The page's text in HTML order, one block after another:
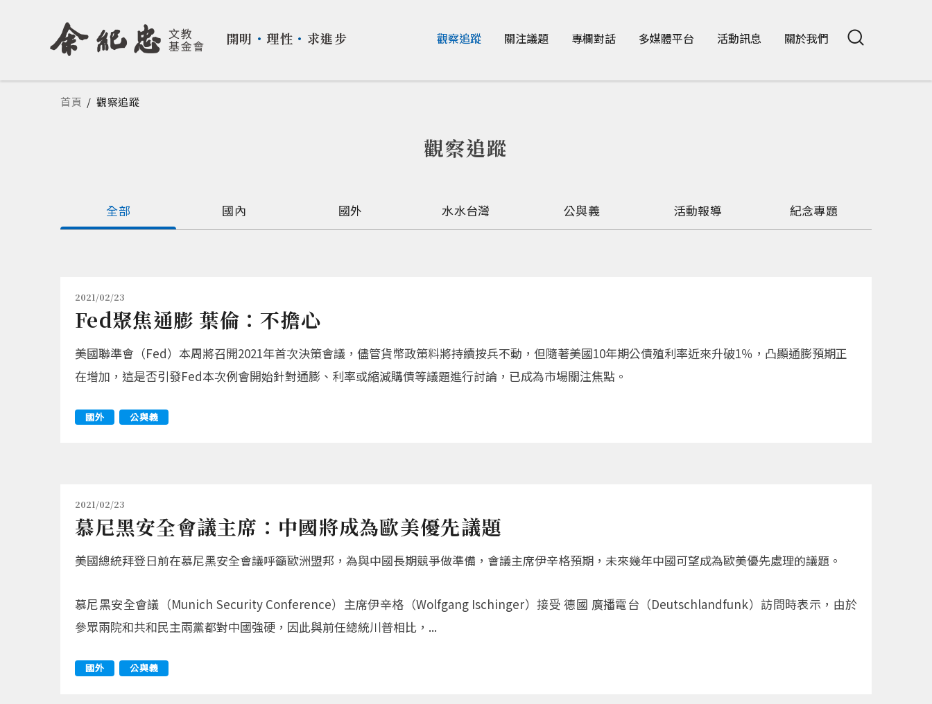
開明 ・ 理性 ・ 求進步 觀察追蹤 關注議題 專欄對話 多媒體平台 活動訊息 關於我們
您在這裡
首頁 / 觀察追蹤
觀察追蹤
全部 國內 國外 水水台灣 公與義 活動報導 紀念專題
2021/02/23
Fed聚焦通膨 葉倫：不擔心
美國聯準會（Fed）本周將召開2021年首次決策會議，儘管貨幣政策料將持續按兵不動，但隨著美國10年期公債殖利率近來升破1％，凸顯通膨預期正
在增加，這是否引發Fed本次例會開始針對通膨、利率或縮減購債等議題進行討論，已成為市場關注焦點。
國外 公與義
2021/02/23
慕尼黑安全會議主席：中國將成為歐美優先議題
美國總統拜登日前在慕尼黑安全會議呼籲歐洲盟邦，為與中國長期競爭做準備，會議主席伊辛格預期，未來幾年中國可望成為歐美優先處理的議題。
慕尼黑安全會議（Munich Security Conference）主席伊辛格（Wolfgang Ischinger）接受 德國 廣播電台（Deutschlandfunk）訪問時表示，由於
參眾兩院和共和民主兩黨都對中國強硬，因此與前任總統川普相比，...
國外 公與義